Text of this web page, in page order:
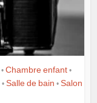
• Chambre enfant •
• Salle de bain • Salon